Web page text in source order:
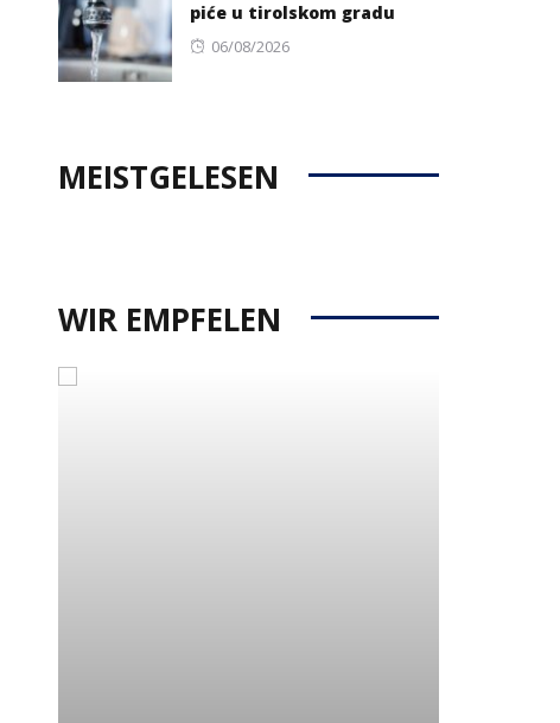
piće u tirolskom gradu
Posted
06/08/2026
MEISTGELESEN
WIR EMPFELEN